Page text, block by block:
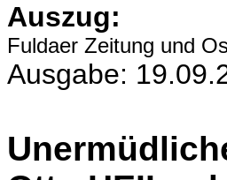
Auszug:
Fuldaer Zeitung und
Ausgabe: